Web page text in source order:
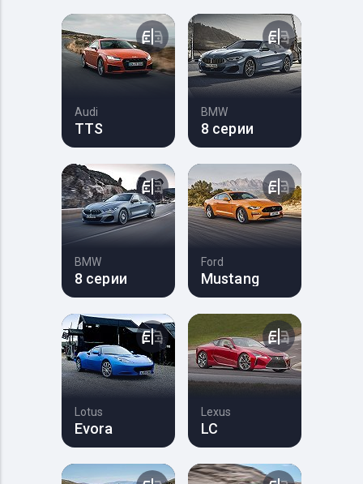
Audi
TTS
BMW
8 серии
BMW
8 серии
Ford
Mustang
Lotus
Evora
Lexus
LC